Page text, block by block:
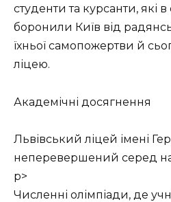
студенти та курсанти, які в
боронили Київ від
їхньої самопожертви й
ліцею.
Академічні досягнення
Львівський ліцей імені
неперевершений серед
p>
Численні олімпіади, де